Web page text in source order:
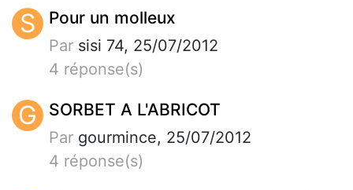
S Pour un molleux
Par sisi 74, 25/07/2012
4 réponse(s)
G SORBET A L'ABRICOT
Par gourmince, 25/07/2012
4 réponse(s)